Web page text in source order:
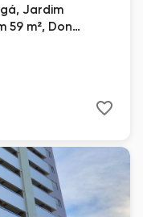
Jardim
59 m², Don